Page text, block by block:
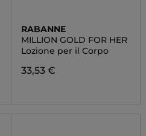
RABANNE
MILLION GOLD FOR HER
Lozione per il Corpo
33,53 €